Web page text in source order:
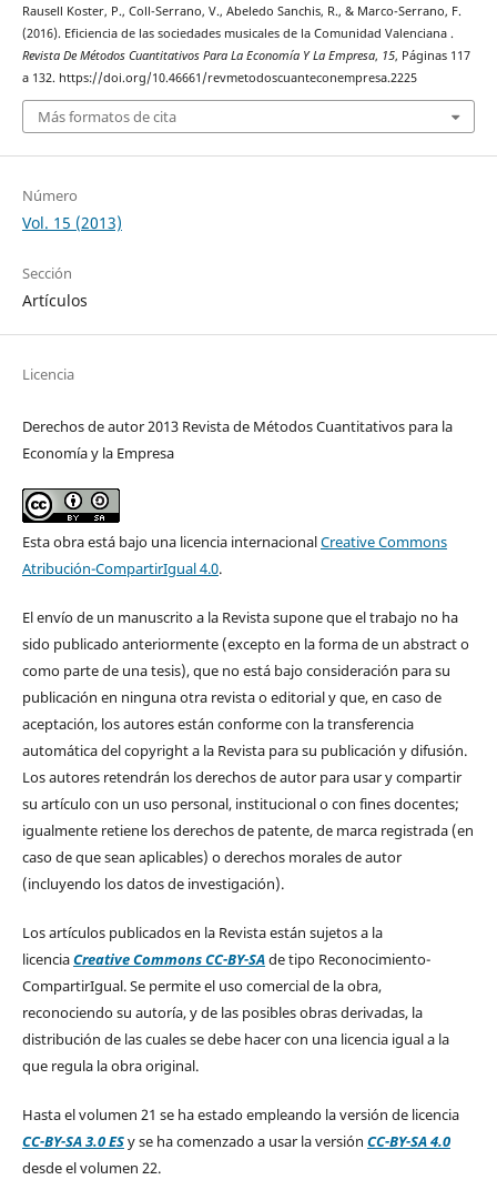
Rausell Koster, P., Coll-Serrano, V., Abeledo Sanchis, R., & Marco-Serrano, F.
(2016). Eficiencia de las sociedades musicales de la Comunidad Valenciana .
Revista De Métodos Cuantitativos Para La Economía Y La Empresa, 15, Páginas 117
a 132. https://doi.org/10.46661/revmetodoscuanteconempresa.2225
Más formatos de cita
Número
Vol. 15 (2013)
Sección
Artículos
Licencia
Derechos de autor 2013 Revista de Métodos Cuantitativos para la
Economía y la Empresa
Esta obra está bajo una licencia internacionalCreative Commons
Atribución-CompartirIgual 4.0.
El envío de un manuscrito a la Revista supone que el trabajo no ha
sido publicado anteriormente (excepto en la forma de un abstract o
como parte de una tesis), que no está bajo consideración para su
publicación en ninguna otra revista o editorial y que, en caso de
aceptación, los autores están conforme con la transferencia
automática del copyright a la Revista para su publicación y difusión.
Los autores retendrán los derechos de autor para usar y compartir
su artículo con un uso personal, institucional o con fines docentes;
igualmente retiene los derechos de patente, de marca registrada (en
caso de que sean aplicables) o derechos morales de autor
(incluyendo los datos de investigación).
Los artículos publicados en la Revista están sujetos a la
licenciaCreative Commons CC-BY-SAde tipo Reconocimiento-
CompartirIgual. Se permite el uso comercial de la obra,
reconociendo su autoría, y de las posibles obras derivadas, la
distribución de las cuales se debe hacer con una licencia igual a la
que regula la obra original.
Hasta el volumen 21 se ha estado empleando la versión de licencia
CC-BY-SA 3.0 ESy se ha comenzado a usar la versión CC-BY-SA 4.0
desde el volumen 22.